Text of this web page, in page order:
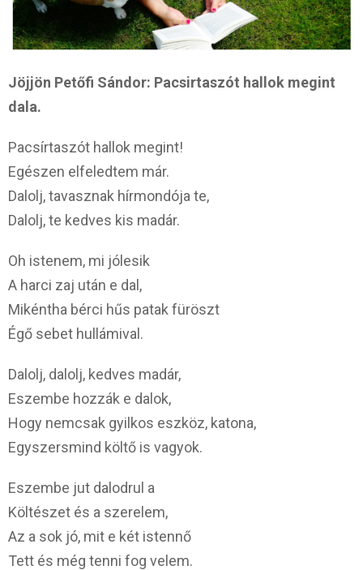
Jöjjön Petőfi Sándor: Pacsirtaszót hallok megint
dala.
Pacsírtaszót hallok megint!
Egészen elfeledtem már.
Dalolj, tavasznak hírmondója te,
Dalolj, te kedves kis madár.
Oh istenem, mi jólesik
A harci zaj után e dal,
Mikéntha bérci hűs patak füröszt
Égő sebet hullámival.
Dalolj, dalolj, kedves madár,
Eszembe hozzák e dalok,
Hogy nemcsak gyilkos eszköz, katona,
Egyszersmind költő is vagyok.
Eszembe jut dalodrul a
Költészet és a szerelem,
Az a sok jó, mit e két istennő
Tett és még tenni fog velem.